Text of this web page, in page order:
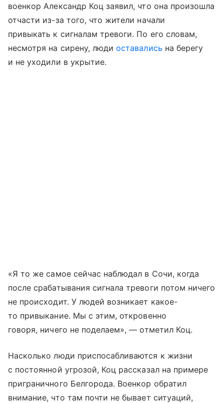
военкор Александр Коц заявил, что она произошла
отчасти из-за того, что жители начали
привыкать к сигналам тревоги. По его словам,
несмотря на сирену, людиоставались на берегу
и не уходили в укрытие.
«Я то же самое сейчас наблюдал в Сочи, когда
после срабатывания сигнала тревоги потом ничего
не происходит. У людей возникает какое-
то привыкание. Мы с этим, откровенно
говоря, ничего не поделаем», — отметил Коц.
Насколько люди приспосабливаются к жизни
с постоянной угрозой, Коц рассказал на примере
приграничного Белгорода. Военкор обратил
внимание, что там почти не бывает ситуаций,